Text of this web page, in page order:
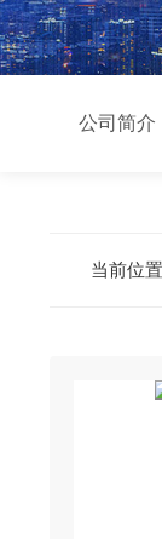
公司简介
当前位置